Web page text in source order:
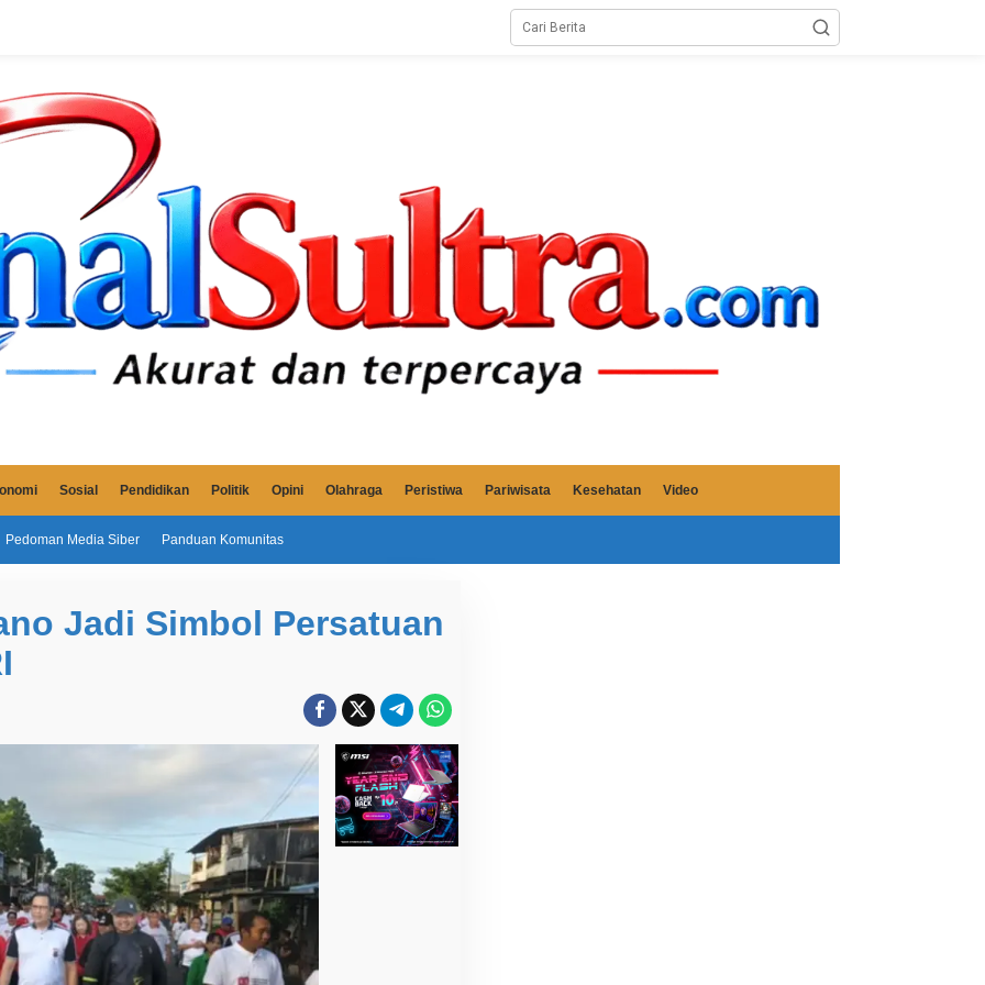
Sosial Pendidikan Politik Opini Olahraga Peristiwa Pariwisata Kesehatan Video
Pedoman Media Siber Panduan Komunitas
Jadi Simbol Persatuan